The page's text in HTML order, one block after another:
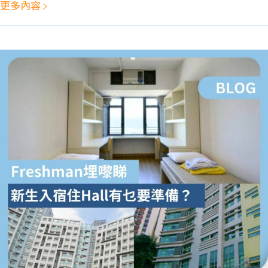
款
貸款
計數
機
網上
私人
貸款
貸款
計數
han
ge
Gui
de
校園
Gui
de
理財
Gui
更多內容